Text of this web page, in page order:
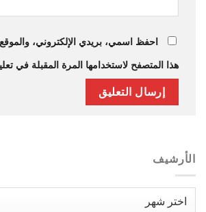
احفظ اسمي، بريدي الإلكتروني،
هذا المتصفح لاستخدامها المرة المقبلة في
الأرشيف
الأرشيف